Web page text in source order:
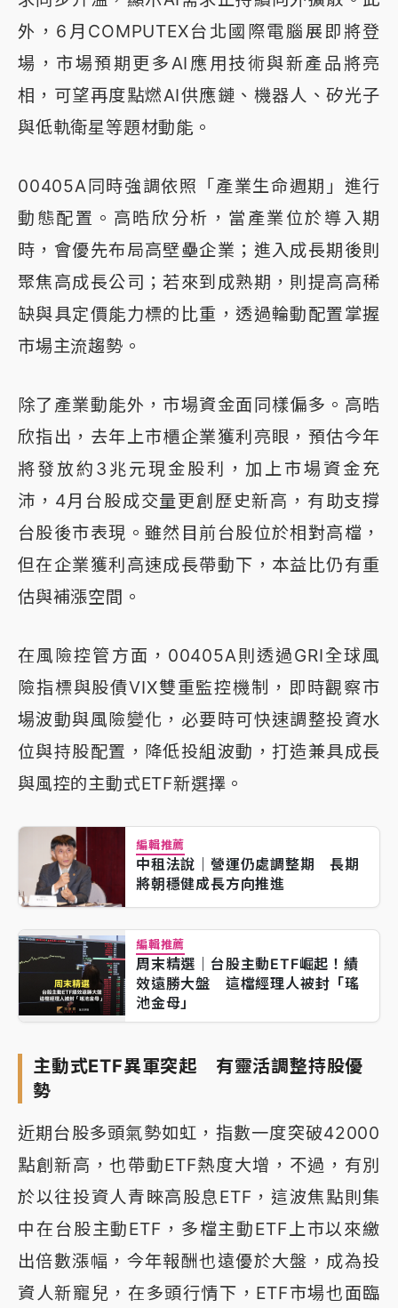
外，6月COMPUTEX台北國際電腦展即將登
場，市場預期更多AI應用技術與新產品將亮
相，可望再度點燃AI供應鏈、機器人、矽光子
與低軌衛星等題材動能。
00405A同時強調依照「產業生命週期」進行
動態配置。高晧欣分析，當產業位於導入期
時，會優先布局高壁壘企業；進入成長期後則
聚焦高成長公司；若來到成熟期，則提高高稀
缺與具定價能力標的比重，透過輪動配置掌握
市場主流趨勢。
除了產業動能外，市場資金面同樣偏多。高晧
欣指出，去年上市櫃企業獲利亮眼，預估今年
將發放約3兆元現金股利，加上市場資金充
沛，4月台股成交量更創歷史新高，有助支撐
台股後市表現。雖然目前台股位於相對高檔，
但在企業獲利高速成長帶動下，本益比仍有重
估與補漲空間。
在風險控管方面，00405A則透過GRI全球風
險指標與股債VIX雙重監控機制，即時觀察市
場波動與風險變化，必要時可快速調整投資水
位與持股配置，降低投組波動，打造兼具成長
與風控的主動式ETF新選擇。
編輯推薦
中租法說｜營運仍處調整期 長期
將朝穩健成長方向推進
編輯推薦
周末精選｜台股主動ETF崛起！績
效遠勝大盤 這檔經理人被封「瑤
池金母」
主動式ETF異軍突起 有靈活調整持股優
勢
近期台股多頭氣勢如虹，指數一度突破42000
點創新高，也帶動ETF熱度大增，不過，有別
於以往投資人青睞高股息ETF，這波焦點則集
中在台股主動ETF，多檔主動ETF上市以來繳
出倍數漲幅，今年報酬也遠優於大盤，成為投
資人新寵兒，在多頭行情下，ETF市場也面臨